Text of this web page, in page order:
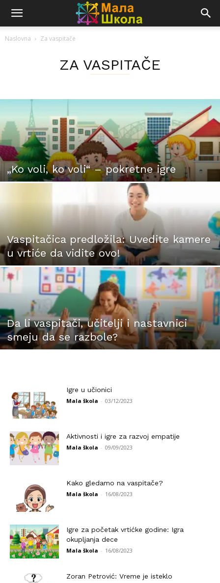
Naslovna Za vaspitače
ZA VASPITAČE
„Ko voli, ko voli“ – pokretne igre
Vaspitačica predložila: Uvedite kamere
u vrtiće da vidite ovo!
Da li vaspitači, učitelji i nastavnici
smeju da se razbole?
Igre u učionici
Mala škola - 03/12/2023
Aktivnosti i igre za razvoj empatije
Mala škola - 09/09/2023
Kako gledamo na vaspitače?
Mala škola - 16/08/2023
Igre za početak vrtićke godine: Igra
okupljanja dece
Mala škola - 16/08/2023
Zoran Petrović: Vreme je isteklo